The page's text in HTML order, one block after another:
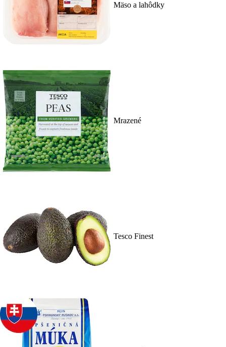
Mäso a lahôdky
Mrazené
Tesco Finest